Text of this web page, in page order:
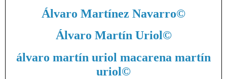
Álvaro Martínez Navarro©
Álvaro Martín Uriol©
álvaro martín uriol macarena martín
uriol©